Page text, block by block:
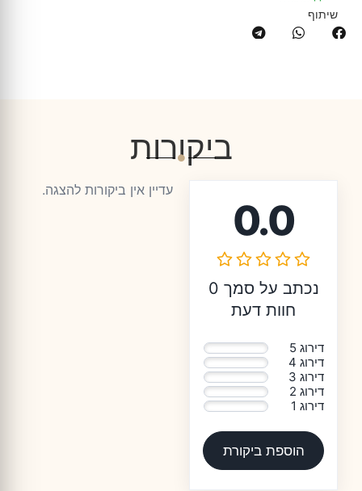
שיתוף
ביקורות
0.0
נכתב על סמך 0
חוות דעת
דירוג 5
דירוג 4
דירוג 3
דירוג 2
דירוג 1
הוספת ביקורת
עדיין אין ביקורות להצגה.